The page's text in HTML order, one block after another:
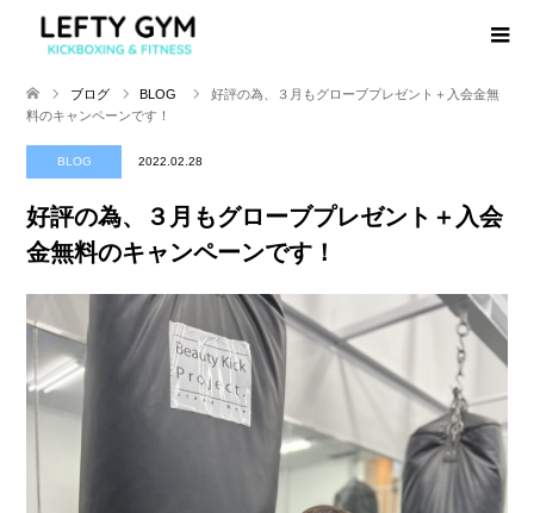
ブログ BLOG
好評の為、３月もグローブプレゼント＋入会金無
料のキャンペーンです！
BLOG 2022.02.28
好評の為、３月もグローブプレゼント＋入会
金無料のキャンペーンです！